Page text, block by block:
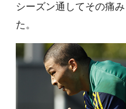
シーズン通してその痛
た。